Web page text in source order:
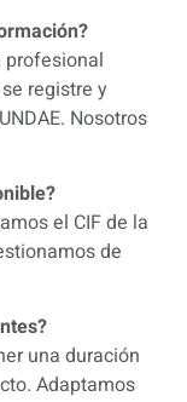
profesional
registre y
Nosotros
el CIF de la
de
una duración
Adaptamos